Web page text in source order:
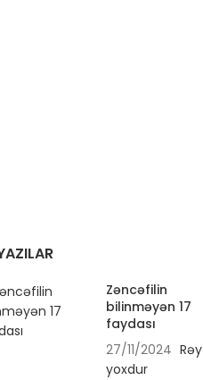
Zəncəfilin
bilinməyən 17
faydası
27/11/2024 Rəy
yoxdur